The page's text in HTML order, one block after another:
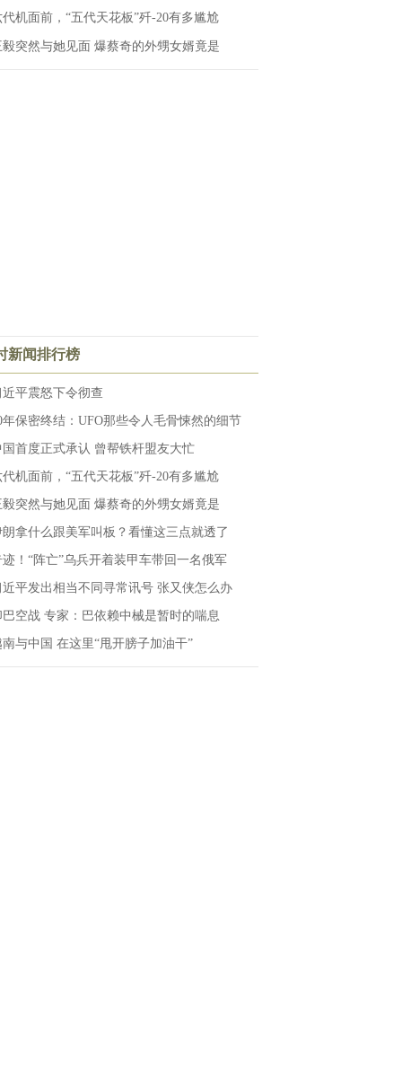
代机面前，“五代天花板”歼-20有多尴尬
毅突然与她见面 爆蔡奇的外甥女婿竟是
新闻排行榜
近平震怒下令彻查
年保密终结：UFO那些令人毛骨悚然的细节
国首度正式承认 曾帮铁杆盟友大忙
代机面前，“五代天花板”歼-20有多尴尬
毅突然与她见面 爆蔡奇的外甥女婿竟是
朗拿什么跟美军叫板？看懂这三点就透了
迹！“阵亡”乌兵开着装甲车带回一名俄军
近平发出相当不同寻常讯号 张又侠怎么办
巴空战 专家：巴依赖中械是暂时的喘息
南与中国 在这里“甩开膀子加油干”